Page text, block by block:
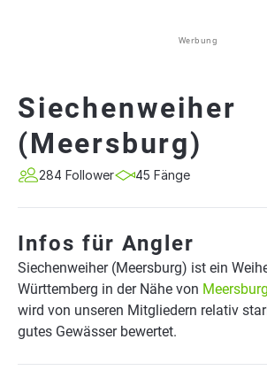
Werbung
Siechenweiher
(Meersburg)
284 Follower 45 Fänge
Infos für Angler
Siechenweiher (Meersburg) ist ein
Württemberg in der Nähe von Meersburg
wird von unseren Mitgliedern relativ
gutes Gewässer bewertet.